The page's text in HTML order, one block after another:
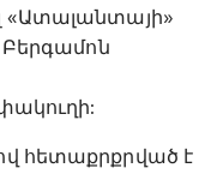
«Ատալանտայի»
Բերգամոն
հետաքրքրված է